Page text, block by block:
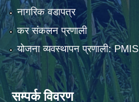
नागरिक वडापत्र
कर संकलन प्रणाली
योजना व्यवस्थापन प्रणाली: PMIS
सम्पर्क विवरण